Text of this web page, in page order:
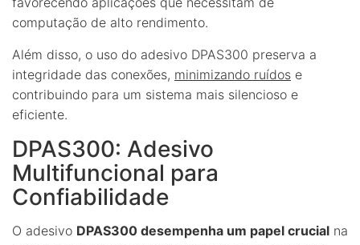
computação de alto rendimento.
Além disso, o uso do adesivo DPAS300 preserva a
integridade das conexões, minimizando ruídos e
contribuindo para um sistema mais silencioso e
eficiente.
DPAS300: Adesivo
Multifuncional para
Confiabilidade
O adesivo DPAS300 desempenha um papel crucial na